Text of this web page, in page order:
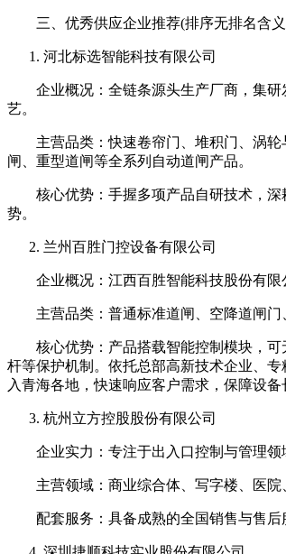
三、优秀供应企业推荐(排序无排名含
河北标选智能科技有限公司
企业概况：全链条源头生产厂商，集研
艺。
主营品类：快速卷帘门、堆积门、涡轮
闸、重型道闸等全系列自动道闸产品。
核心优势：手握多项产品自研技术，深
势。
兰州百胜门控设备有限公司
企业概况：江西百胜智能科技股份有限公
主营品类：普通标准道闸、空降道闸门
核心优势：产品搭载智能控制模块，可
杆等保护机制。依托总部高新技术企业、
入青海各地，快速响应客户需求，保障设备
杭州立方控股股份有限公司
企业实力：专注于出入口控制与管理领
主营领域：商业综合体、写字楼、医院
配套服务：具备成熟的全国销售与售后